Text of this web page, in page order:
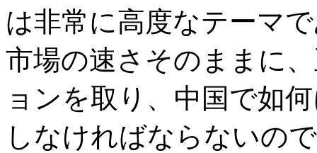
は非常に高度なテーマ
市場の速さそのままに
ョンを取り、中国で如
しなければならないの